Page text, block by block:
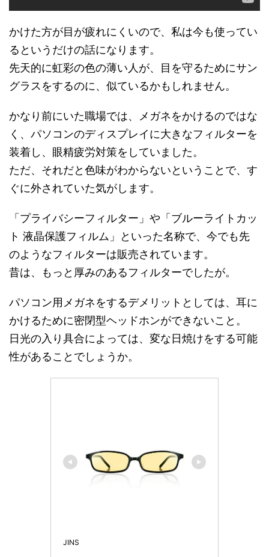
かけた方が目が疲れにくいので、私は今も使ってい
るというだけの話になります。
先天的に虹彩の色の薄い人が、目を守るためにサン
グラスをするのに、似ているかもしれません。
かなり前にいた職場では、メガネをかけるのではな
く、パソコンのディスプレイに大きなフィルターを
装着し、眼精疲労対策をしていました。
ただ、それだと色味がわからないということで、す
ぐに外されていた気がします。
「プライバシーフィルター」や「ブルーライトカッ
ト 液晶保護フィルム」といった名称で、今でも先
のようなフィルターは販売されています。
昔は、もっと厚みのあるフィルターでしたが。
パソコン用メガネをするデメリットとしては、耳に
かけるために密閉型ヘッドホンができないこと。
日光の入り具合によっては、変な日焼けをする可能
性があることでしょうか。
JINS